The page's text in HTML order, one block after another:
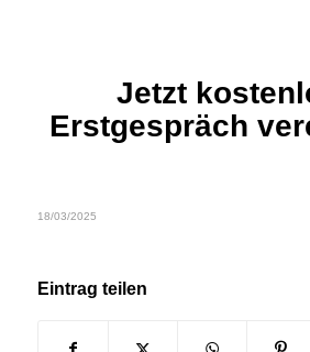
Jetzt
Erstgespräch
18/03/2025
Eintrag teilen